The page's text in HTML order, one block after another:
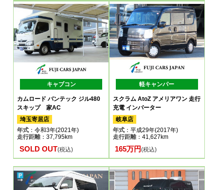
キャブコン
カムロード バンテック ジル480
スキップ 家AC
埼玉寄居店
年式 ：令和3年(2021年)
走行距離：37,795km
SOLD OUT(税込)
軽キャンパー
スクラム AtoZ アメリアワン 走行
充電 インバーター
岐阜店
年式：平成29年(2017年)
走行距離：41,627km
165万円(税込)